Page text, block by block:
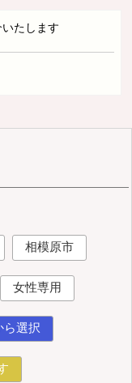
たします
相模原市
女性専用
ら選択